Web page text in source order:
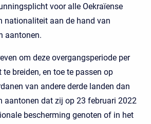
voor alle Oekraïense
nationaliteit aan de hand van
aantonen.
om deze overgangsperiode per
breiden, en toe te passen op
van andere derde landen dan
aantonen dat zij op 23 februari 2022
bescherming genoten of in het